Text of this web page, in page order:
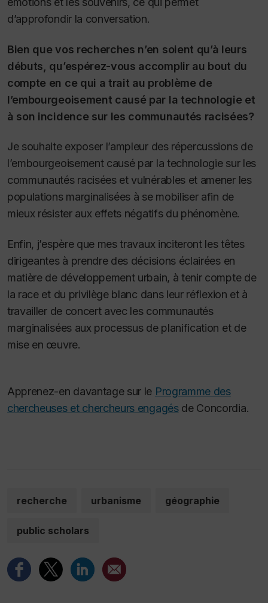
d’approfondir la conversation.
Bien que vos recherches n’en soient qu’à leurs
débuts, qu’espérez-vous accomplir au bout du
compte en ce qui a trait au problème de
l’embourgeoisement causé par la technologie et
à son incidence sur les communautés racisées?
Je souhaite exposer l’ampleur des répercussions de
l’embourgeoisement causé par la technologie sur les
communautés racisées et vulnérables et amener les
populations marginalisées à se mobiliser afin de
mieux résister aux effets négatifs du phénomène.
Enfin, j’espère que mes travaux inciteront les têtes
dirigeantes à prendre des décisions éclairées en
matière de développement urbain, à tenir compte de
la race et du privilège blanc dans leur réflexion et à
travailler de concert avec les communautés
marginalisées aux processus de planification et de
mise en œuvre.
Apprenez-en davantage sur le Programme des
chercheuses et chercheurs engagésde Concordia.
recherche urbanisme géographie
public scholars